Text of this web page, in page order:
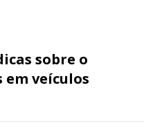
sobre o
veículos